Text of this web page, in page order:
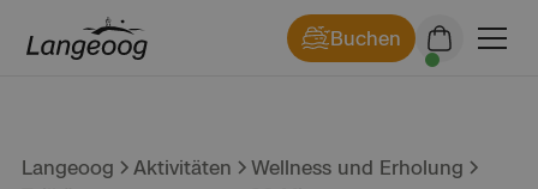
Buchen
Langeoog Aktivitäten
Wellness und Erholung